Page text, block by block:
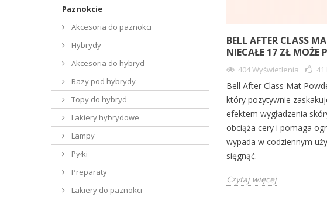
Paznokcie
Akcesoria do paznokci
Hybrydy
Akcesoria do hybryd
Bazy pod hybrydy
Topy do hybryd
Lakiery hybrydowe
Lampy
Pyłki
Preparaty
Lakiery do paznokci
BELL AFTER CLASS
NIECAŁE 17 ZŁ MOŻE
404 Wyświetlenia 41
Bell After Class Mat
który pozytywnie
efektem wygładzenia
obciąża cery i pomaga
wypada w codziennym
sięgnąć.
Czytaj więcej